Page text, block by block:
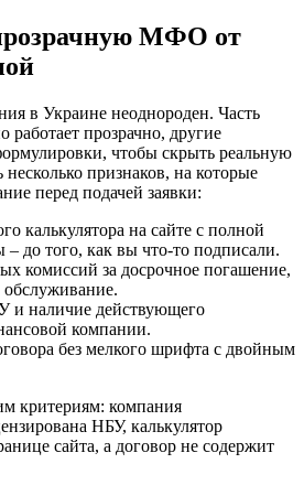
МФО от
в Украине неоднороден. Часть
работает прозрачно, другие
чтобы скрыть реальную
несколько признаков, на которые
перед подачей заявки:
калькулятора на сайте с полной
до того, как вы что-то подписали.
комиссий за досрочное погашение,
и наличие действующего
компании.
без мелкого шрифта с двойным
критериям: компания
НБУ, калькулятор
сайта, а договор не содержит